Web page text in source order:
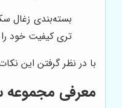
بسته‌بندی زغال
تری کیفیت خود
با در نظر گرفتن این
معرفی مجموعه